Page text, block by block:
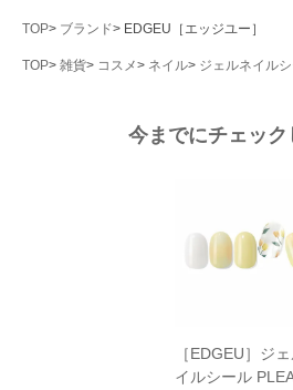
TOP ブランド EDGEU［エッジユー］
TOP 雑貨 コスメ ネイル ジェルネイル
今までにチェック
［EDGEU］ジ
イルシール